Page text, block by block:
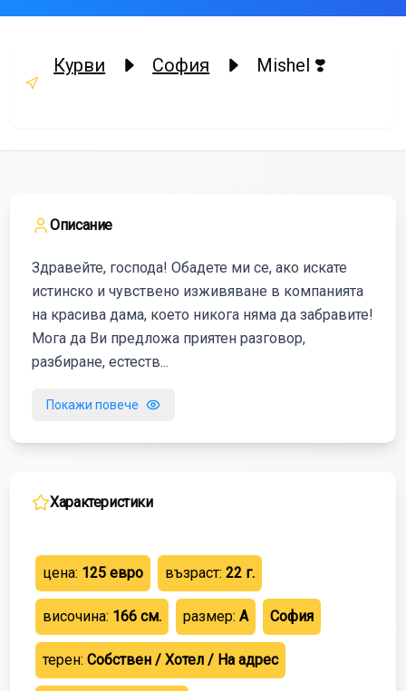
Курви София Mishel ❣️
Описание
Здравейте, господа! Обадете ми се, ако искате
истинско и чувствено изживяване в компанията
на красива дама, което никога няма да забравите!
Мога да Ви предложа приятен разговор,
разбиране, естеств...
Покажи повече
Характеристики
цена: 125 евро възраст:22 г.
височина: 166 см. размер:A София
терен:Собствен / Хотел / На адрес